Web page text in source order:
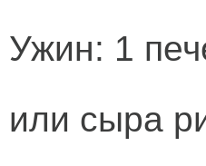
Ужин: 1
или сыра